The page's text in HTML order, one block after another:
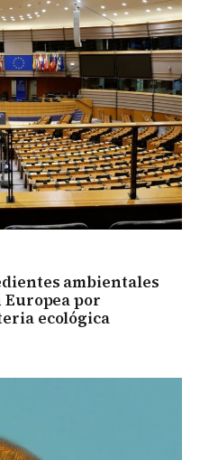
ambientales
por
ecológica